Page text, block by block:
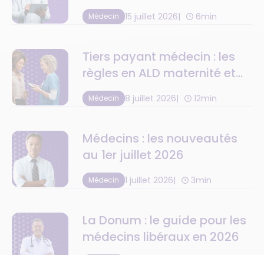
Médecin 15 juillet 2026 6min
Tiers payant médecin : les
règles en ALD maternité et
C2S
Médecin 8 juillet 2026 12min
Médecins : les nouveautés
au 1er juillet 2026
Médecin 1 juillet 2026 3min
La Donum : le guide pour les
médecins libéraux en 2026